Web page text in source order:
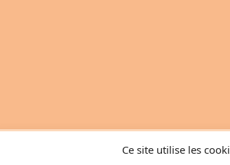
Ce site utilise les